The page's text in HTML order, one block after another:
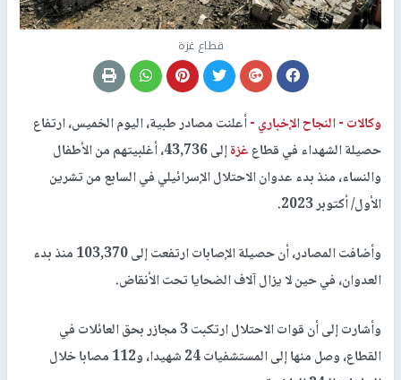
قطاع غزة
وكالات -النجاح الإخباري -أعلنت مصادر طبية، اليوم الخميس، ارتفاع
حصيلة الشهداء في قطاعغزة
إلى 43,736، أغلبيتهم من الأطفال
والنساء، منذ بدء عدوان الاحتلال الإسرائيلي في السابع من تشرين
الأول/ أكتوبر 2023.
وأضافت المصادر، أن حصيلة الإصابات ارتفعت إلى 103,370 منذ بدء
العدوان، في حين لا يزال آلاف الضحايا تحت الأنقاض.
وأشارت إلى أن قوات الاحتلال ارتكبت 3 مجازر بحق العائلات في
القطاع، وصل منها إلى المستشفيات 24 شهيدا، و112 مصابا خلال